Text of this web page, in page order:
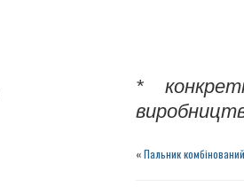
*
«Пальник